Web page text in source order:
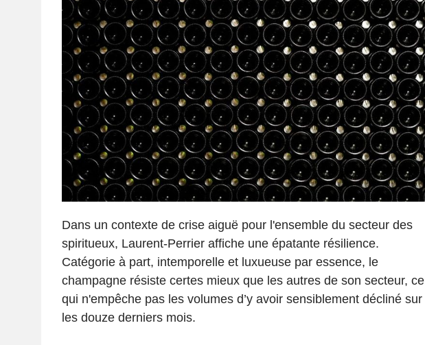
Dans un contexte de crise aiguë pour l'ensemble du secteur des
spiritueux, Laurent-Perrier affiche une épatante résilience.
Catégorie à part, intemporelle et luxueuse par essence, le
champagne résiste certes mieux que les autres de son secteur, ce
qui n'empêche pas les volumes d’y avoir sensiblement décliné sur
les douze derniers mois.